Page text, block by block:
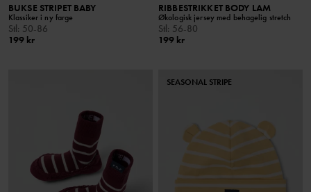
BUKSE STRIPET BABY
Klassiker i ny farge
Stl: 50-86
199 kr
RIBBESTRIKKET BODY LAM
Økologisk jersey med behagelig stretch
Stl: 56-80
199 kr
SEASONAL STRIPE